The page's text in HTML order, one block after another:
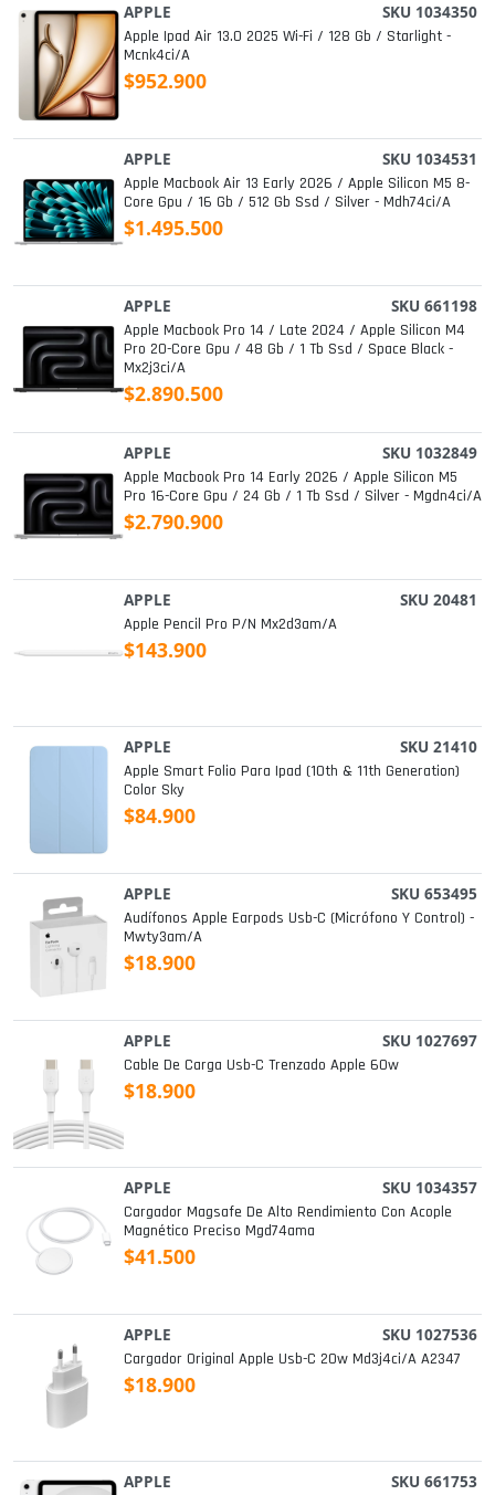
APPLE SKU 1034350
Apple Ipad Air 13.0 2025 Wi-Fi / 128 Gb / Starlight -
Mcnk4ci/a
$952.900
APPLE SKU 1034531
Apple Macbook Air 13 Early 2026 / Apple Silicon M5 8-
Core Gpu / 16 Gb / 512 Gb Ssd / Silver - Mdh74ci/a
$1.495.500
APPLE SKU 661198
Apple Macbook Pro 14 / Late 2024 / Apple Silicon M4
Pro 20-Core Gpu / 48 Gb / 1 Tb Ssd / Space Black -
Mx2j3ci/a
$2.890.500
APPLE SKU 1032849
Apple Macbook Pro 14 Early 2026 / Apple Silicon M5
Pro 16-Core Gpu / 24 Gb / 1 Tb Ssd / Silver - Mgdn4ci/a
$2.790.900
APPLE SKU 20481
Apple Pencil Pro P/n Mx2d3am/a
$143.900
APPLE SKU 21410
Apple Smart Folio Para Ipad (10th & 11th Generation)
Color Sky
$84.900
APPLE SKU 653495
Audífonos Apple Earpods Usb-C (micrófono Y Control) -
Mwty3am/a
$18.900
APPLE SKU 1027697
Cable De Carga Usb-C Trenzado Apple 60w
$18.900
APPLE SKU 1034357
Cargador Magsafe De Alto Rendimiento Con Acople
Magnético Preciso Mgd74ama
$41.500
APPLE SKU 1027536
Cargador Original Apple Usb-C 20w Md3j4ci/a A2347
$18.900
APPLE SKU 661753